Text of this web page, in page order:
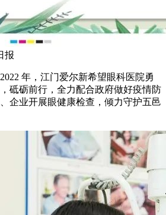
报
年，江门爱尔新希望眼科医院勇
砥砺前行，全力配合政府做好疫情防
企业开展眼健康检查，倾力守护五邑